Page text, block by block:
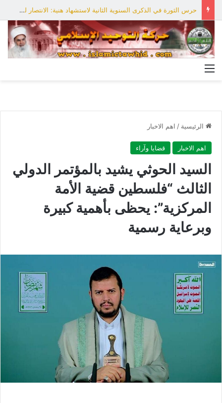
حرس الثورة في الذكرى السنوية الثانية لاستشهاد هنية: الانتصار لفلسطين أقرب
الرئيسية / اهم الاخبار
اهم الاخبار قضايا وآراء
السيد الحوثي يشيد بالمؤتمر الدولي
الثالث “فلسطين قضية الأمة
المركزية”: يحظى بأهمية كبيرة
وبرعاية رسمية